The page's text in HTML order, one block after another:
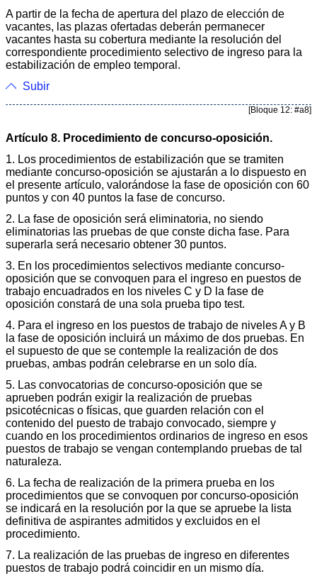
A partir de la fecha de apertura del plazo de elección de
vacantes, las plazas ofertadas deberán permanecer
vacantes hasta su cobertura mediante la resolución del
correspondiente procedimiento selectivo de ingreso para la
estabilización de empleo temporal.
Subir
[Bloque 12: #a8]
Artículo 8. Procedimiento de concurso-oposición.
1. Los procedimientos de estabilización que se tramiten
mediante concurso-oposición se ajustarán a lo dispuesto en
el presente artículo, valorándose la fase de oposición con 60
puntos y con 40 puntos la fase de concurso.
2. La fase de oposición será eliminatoria, no siendo
eliminatorias las pruebas de que conste dicha fase. Para
superarla será necesario obtener 30 puntos.
3. En los procedimientos selectivos mediante concurso-
oposición que se convoquen para el ingreso en puestos de
trabajo encuadrados en los niveles C y D la fase de
oposición constará de una sola prueba tipo test.
4. Para el ingreso en los puestos de trabajo de niveles A y B
la fase de oposición incluirá un máximo de dos pruebas. En
el supuesto de que se contemple la realización de dos
pruebas, ambas podrán celebrarse en un solo día.
5. Las convocatorias de concurso-oposición que se
aprueben podrán exigir la realización de pruebas
psicotécnicas o físicas, que guarden relación con el
contenido del puesto de trabajo convocado, siempre y
cuando en los procedimientos ordinarios de ingreso en esos
puestos de trabajo se vengan contemplando pruebas de tal
naturaleza.
6. La fecha de realización de la primera prueba en los
procedimientos que se convoquen por concurso-oposición
se indicará en la resolución por la que se apruebe la lista
definitiva de aspirantes admitidos y excluidos en el
procedimiento.
7. La realización de las pruebas de ingreso en diferentes
puestos de trabajo podrá coincidir en un mismo día.